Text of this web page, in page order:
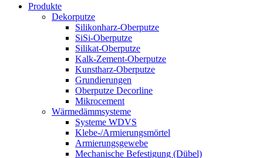
Produkte
Dekorputze
Silikonharz-Oberputze
SiSi-Oberputze
Silikat-Oberputze
Kalk-Zement-Oberputze
Kunstharz-Oberputze
Grundierungen
Oberputze Decorline
Mikrocement
Wärmedämmsysteme
Systeme WDVS
Klebe-/Armierungsmörtel
Armierungsgewebe
Mechanische Befestigung (Dübel)